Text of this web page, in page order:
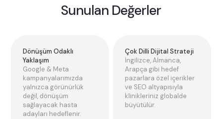
Sunulan Değerler
Dönüşüm Odaklı
Yaklaşım
Google & Meta
kampanyalarımızda
yalnızca görünürlük
değil, dönüşüm
sağlayacak hasta
adayları hedeflenir.
Çok Dilli Dijital Strateji
İngilizce, Almanca,
Arapça gibi hedef
pazarlara özel içerikler
ve SEO altyapısıyla
klinikleriniz globalde
büyütülür.